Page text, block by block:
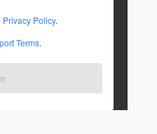
Privacy Policy.
Terms.
稿しています